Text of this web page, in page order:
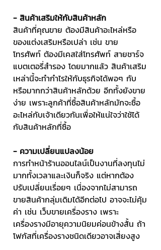
- สินค้าเสริมให้กับสินค้าหลัก
สินค้าที่คุณขาย ต้องมีสินค้าอะไหล่หรือ
ของแต่งเสริมหรือเปล่า เช่น ขาย
โทรศัพท์ ต้องมีเคสใส่โทรศัพท์ สายชาร์จ
แบตเตอรี่สำรอง โดยมากแล้ว สินค้าเสริม
เหล่านี้จะทำกำไรให้กับธุรกิจได้พอๆ กับ
หรือมากกว่าสินค้าหลักด้วย อีกทั้งยังขาย
ง่าย เพราะลูกค้าที่ซื้อสินค้าหลักมักจะซื้อ
อะไหล่กับเจ้าเดียวกันเพื่อให้แน่ใจว่าใช้ได้
กับสินค้าหลักที่ซื้อ
- ความเปลี่ยนแปลงน้อย
การทำหน้าร้านออนไลน์เป็นงานที่ลงทุนไม่
มากทั้งเวลาและเงินก็จริง แต่หากต้อง
ปรับเปลี่ยนเรื่อยๆ เนื่องจากไม่สามารถ
ขายสินค้ากลุ่มเดิมได้อีกต่อไป อาจจะไม่คุ้ม
ค่า เช่น เว็บขายเครื่องราง เพราะ
เครื่องรางมีอายุความนิยมค่อนข้างสั้น ถ้า
โฟกัสที่เครื่องรางชนิดเดียวอาจเสี่ยงสูง